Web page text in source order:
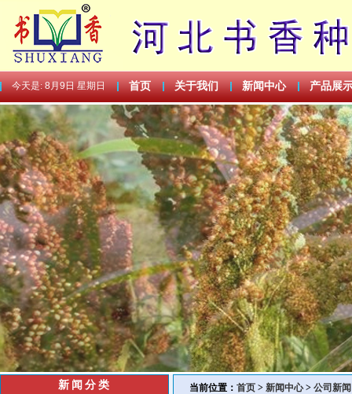
今天是:8月9日 星期日 首页 关于我们 新闻中心 产品展
新闻分类 当前位置： 首页 > 新闻中心> 公司新闻